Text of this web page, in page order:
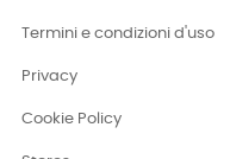
Termini e condizioni d'uso
Privacy
Cookie Policy